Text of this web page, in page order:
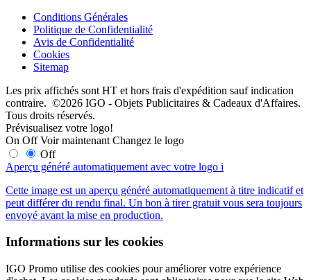
Conditions Générales
Politique de Confidentialité
Avis de Confidentialité
Cookies
Sitemap
Les prix affichés sont HT et hors frais d'expédition sauf indication
contraire. ©2026 IGO - Objets Publicitaires & Cadeaux d'Affaires.
Tous droits réservés.
Prévisualisez votre logo!
On Off Voir maintenant Changez le logo
Off
Aperçu généré automatiquement avec votre logo i
Cette image est un aperçu généré automatiquement à titre indicatif et
peut différer du rendu final. Un bon à tirer gratuit vous sera toujours
envoyé avant la mise en production.
Informations sur les cookies
IGO Promo utilise des cookies pour améliorer votre expérience